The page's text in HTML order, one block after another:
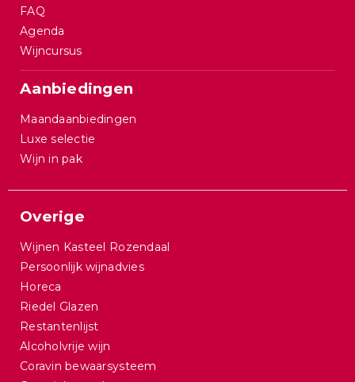
FAQ
Agenda
Wijncursus
Aanbiedingen
Maandaanbiedingen
Luxe selectie
Wijn in pak
Overige
Wijnen Kasteel Rozendaal
Persoonlijk wijnadvies
Horeca
Riedel Glazen
Restantenlijst
Alcoholvrije wijn
Coravin bewaarsysteem